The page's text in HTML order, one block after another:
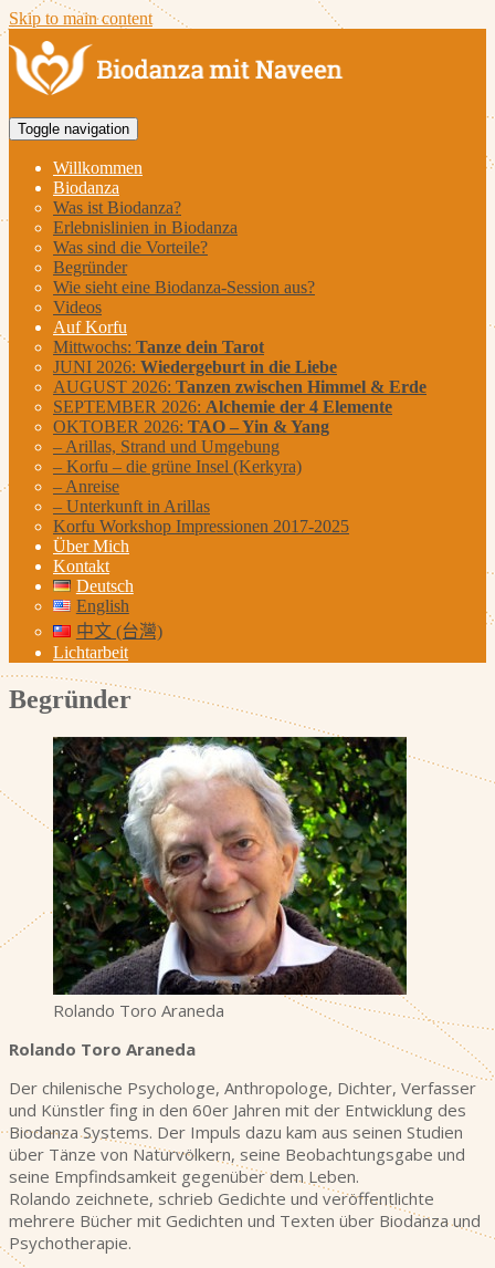
Skip to main content
Toggle navigation
Willkommen
Biodanza
Was ist Biodanza?
Erlebnislinien in Biodanza
Was sind die Vorteile?
Begründer
Wie sieht eine Biodanza-Session aus?
Videos
Auf Korfu
Mittwochs: Tanze dein Tarot
JUNI 2026: Wiedergeburt in die Liebe
AUGUST 2026: Tanzen zwischen Himmel & Erde
SEPTEMBER 2026: Alchemie der 4 Elemente
OKTOBER 2026: TAO – Yin & Yang
– Arillas, Strand und Umgebung
– Korfu – die grüne Insel (Kerkyra)
– Anreise
– Unterkunft in Arillas
Korfu Workshop Impressionen 2017-2025
Über Mich
Kontakt
Deutsch
English
中文 (台灣)
Lichtarbeit
Begründer
Rolando Toro Araneda
Rolando Toro Araneda
Der chilenische Psychologe, Anthropologe, Dichter, Verfasser
und Künstler fing in den 60er Jahren mit der Entwicklung des
Biodanza Systems. Der Impuls dazu kam aus seinen Studien
über Tänze von Naturvölkern, seine Beobachtungsgabe und
seine Empfindsamkeit gegenüber dem Leben.
Rolando zeichnete, schrieb Gedichte und veröffentlichte
mehrere Bücher mit Gedichten und Texten über Biodanza und
Psychotherapie.